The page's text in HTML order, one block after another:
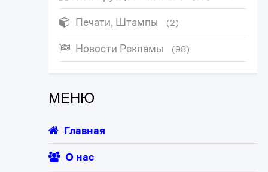
Печати, Штампы (2)
Новости Рекламы (98)
МЕНЮ
Главная
О нас